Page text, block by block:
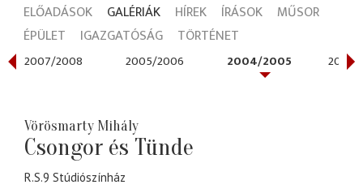
ELŐADÁSOK GALÉRIÁK HÍREK ÍRÁSOK
MŰSOR
ÉPÜLET
IGAZGATÓSÁG TÖRTÉNET
2007/2008 2005/2006 2004/2005 2003/
Vörösmarty Mihály
Csongor és Tünde
R.S.9 Stúdiószínház